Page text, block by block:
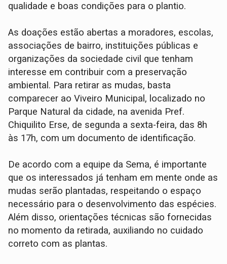
qualidade e boas condições para o plantio.
As doações estão abertas a moradores, escolas,
associações de bairro, instituições públicas e
organizações da sociedade civil que tenham
interesse em contribuir com a preservação
ambiental. Para retirar as mudas, basta
comparecer ao Viveiro Municipal, localizado no
Parque Natural da cidade, na avenida Pref.
Chiquilito Erse, de segunda a sexta-feira, das 8h
às 17h, com um documento de identificação.
De acordo com a equipe da Sema, é importante
que os interessados já tenham em mente onde as
mudas serão plantadas, respeitando o espaço
necessário para o desenvolvimento das espécies.
Além disso, orientações técnicas são fornecidas
no momento da retirada, auxiliando no cuidado
correto com as plantas.